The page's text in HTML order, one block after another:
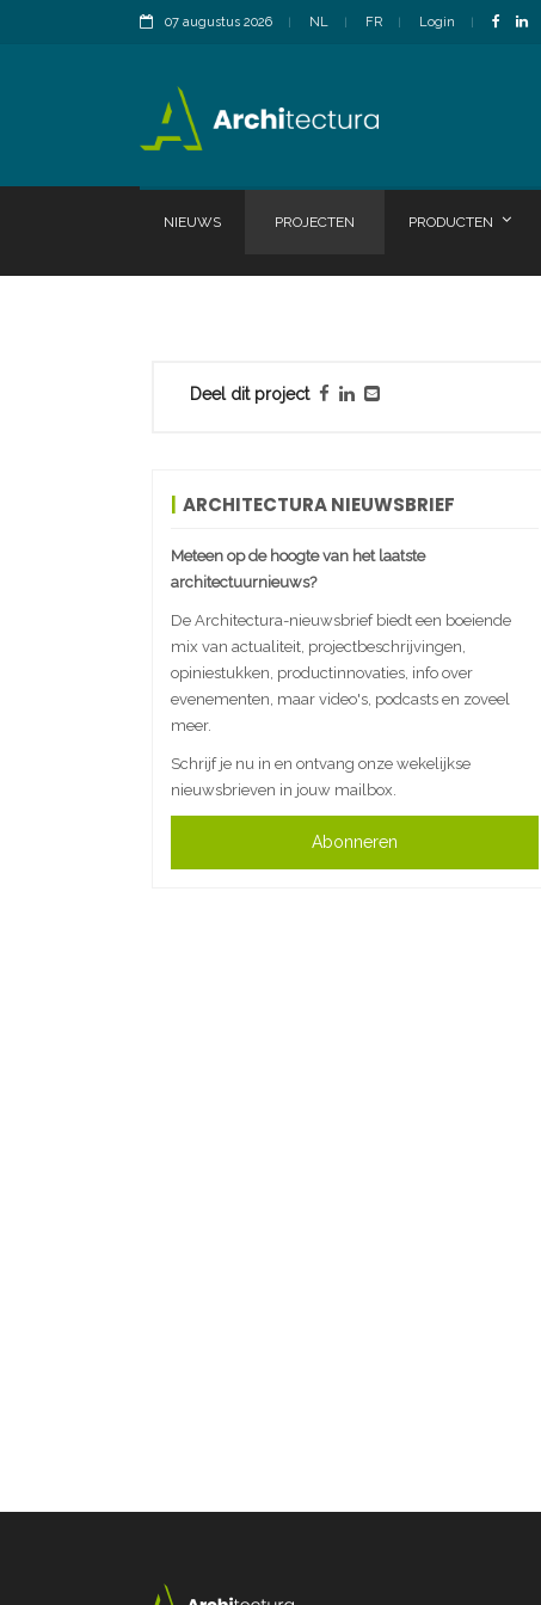
07 augustus 2026 NL FR Login
NIEUWS PROJECTEN PRODUCTEN
Deel dit project
ARCHITECTURA NIEUWSBRIEF
Meteen op de hoogte van het laatste
architectuurnieuws?
De Architectura-nieuwsbrief biedt een boeiende
mix van actualiteit, projectbeschrijvingen,
opiniestukken, productinnovaties, info over
evenementen, maar video's, podcasts en zoveel
meer.
Schrijf je nu in en ontvang onze wekelijkse
nieuwsbrieven in jouw mailbox.
Abonneren